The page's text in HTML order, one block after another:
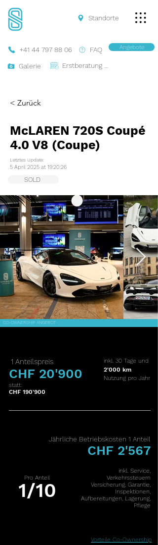
FAQ
+41 44 797 88 06
Galerie
Angebote
Standorte
< Zurück
McLAREN 720S Coupé
4.0 V8 (Coupe)
Letztes Update:
5 April 2025 at 19:20:26
SOLD
CO-OWNERSHIP ANGEBOT
1 Anteilspreis
CHF 20'900
inkl. 30 Tage und
2'000 km
Nutzung pro Jahr
statt:
CHF 190'900
Jährliche Betriebskosten 1 Anteil
1/10
Pro Anteil
CHF 2'567
inkl. Service,
Verkehrssteuern
Versicherung, Garantie,
Inspektionen,
Aufbereitungen, Lagerung,
Pflege
Vorteile Co-Ownership